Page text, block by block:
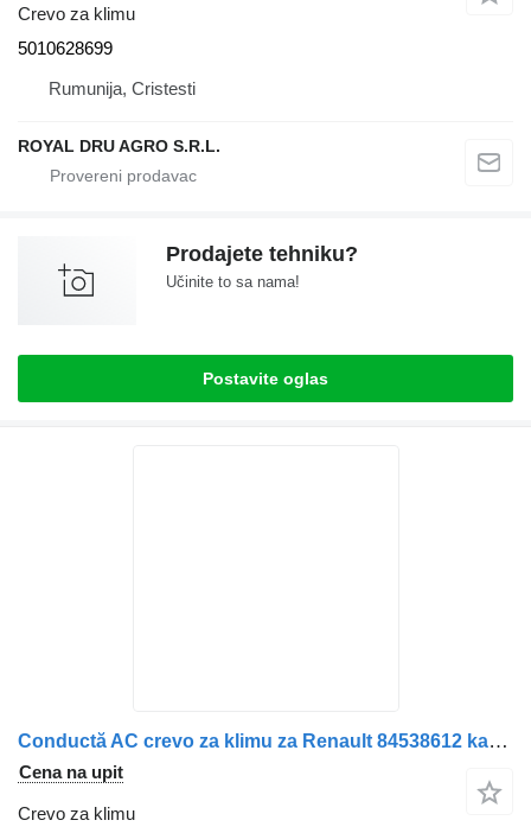
Crevo za klimu
5010628699
Rumunija, Cristesti
ROYAL DRU AGRO S.R.L.
Prodajete tehniku?
Učinite to sa nama!
Postavite oglas
Conductă AC crevo za klimu za Renault 84538612 kamiona
Cena na upit
Crevo za klimu